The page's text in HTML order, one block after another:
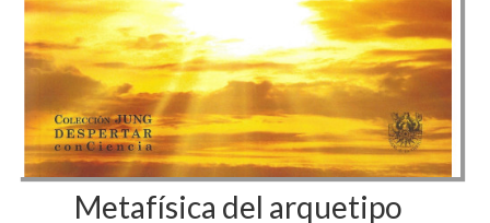
Metafísica del arquetipo
Vicente Rubino
EAN:9788488540485